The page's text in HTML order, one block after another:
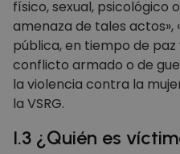
físico, sexual, psicológico
amenaza de tales actos»,
pública, en tiempo de paz
conflicto armado o de
la violencia contra la
la VSRG.
I.3 ¿Quién es